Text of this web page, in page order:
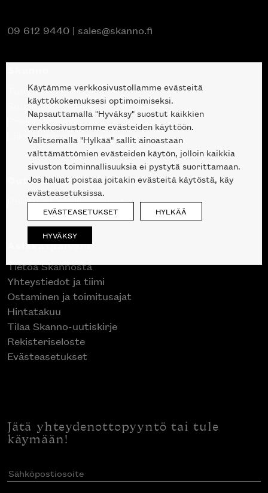
09 612 9440 | sales@skanno.fi
Tuotteet
Suunnittelupalvelu
Projektimyynti
Liike Helsingin keskustassa
Outlet
Poistuvat mallikappaleet
Asiakaspalvelu
Tietoa Skannosta
Yhteystiedot ja tiimi
Ostaminen ja toimitusajat
Hintatakuu
Tilaa Skanno-uutiskirje
Rekisteriseloste
Evästeasetukset
Jätä yhteydenottopyyntö tai tule
käymään!
Sähköpostiosoite(Pakollinen)
Käytämme verkkosivustollamme evästeitä
käyttökokemuksesi optimoimiseksi.
Napsauttamalla "Hyväksy" suostut kaikkien
verkkosivustomme evästeiden käyttöön.
Valitsemalla "Hylkää" sallit ainoastaan
välttämättömien evästeiden käytön, jolloin kaikkia
sivuston toiminnallisuuksia ei pystytä suorittamaan.
Jos haluat poistaa joitakin evästeitä käytöstä, käy
evästeasetuksissa.
EVÄSTEASETUKSET HYLKÄÄ
HYVÄKSY